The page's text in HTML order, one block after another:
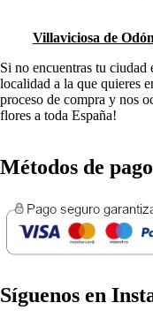
Villaviciosa de Odón
Si no encuentras tu ciudad
localidad a la que quieres
proceso de compra y nos
flores a toda España!
Métodos de
Síguenos en